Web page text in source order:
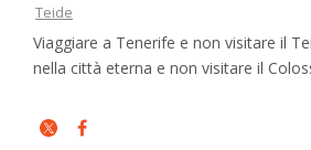
Teide
Viaggiare a Tenerife e non visitare il
nella città eterna e non visitare il